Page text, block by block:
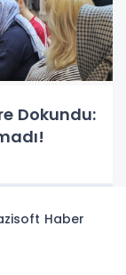
Dokundu:
Haber